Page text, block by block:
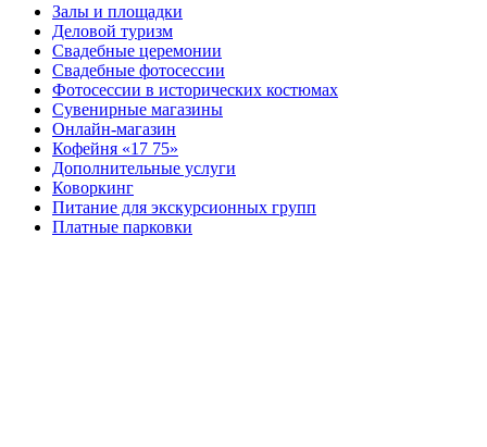
Залы и площадки
Деловой туризм
Свадебные церемонии
Свадебные фотосессии
Фотосессии в исторических костюмах
Сувенирные магазины
Онлайн-магазин
Кофейня «17 75»
Дополнительные услуги
Коворкинг
Питание для экскурсионных групп
Платные парковки